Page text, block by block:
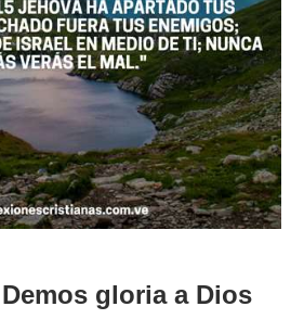
gloria a Dios